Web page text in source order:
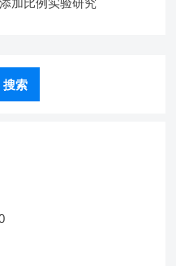
加比例实验研究
搜索